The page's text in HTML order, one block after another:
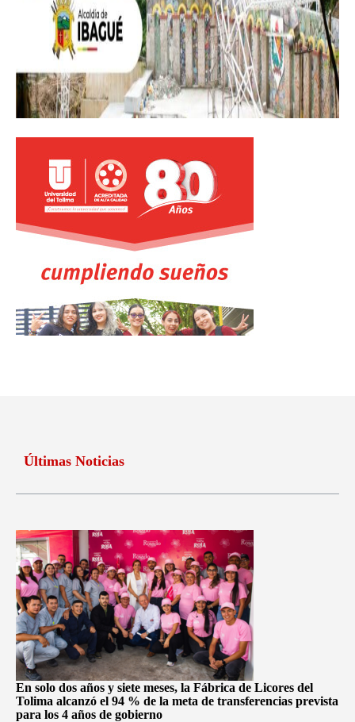
Últimas Noticias
En solo dos años y siete meses, la Fábrica de Licores del
Tolima alcanzó el 94 % de la meta de transferencias prevista
para los 4 años de gobierno